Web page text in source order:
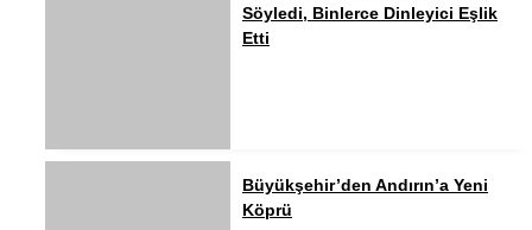
Söyledi, Binlerce Dinleyici Eşlik
Etti
Büyükşehir’den Andırın’a Yeni
Köprü